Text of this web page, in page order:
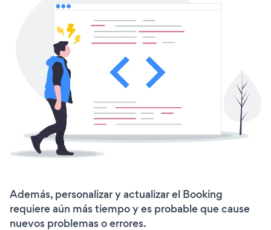
Además, personalizar y actualizar el Booking
requiere aún más tiempo y es probable que cause
nuevos problemas o errores.